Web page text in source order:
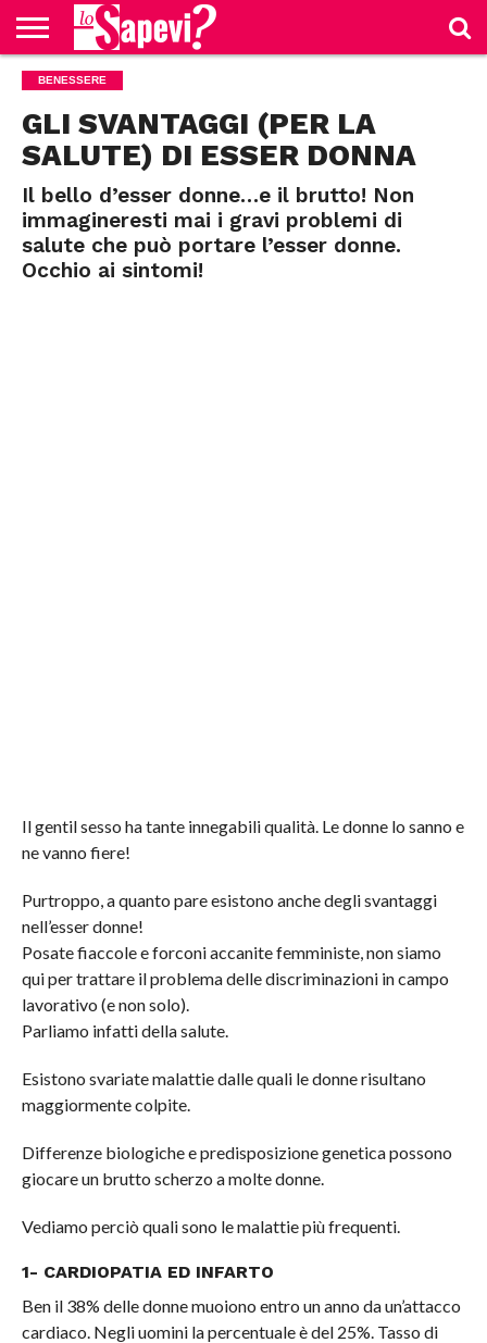
CURIOSITÀ
BENESSERE
GOSSIP
PRODOTTI
NEWS
CASA E
BENESSERE
GLI SVANTAGGI (PER LA
SALUTE) DI ESSER DONNA
Il bello d’esser donne…e il brutto! Non
immagineresti mai i gravi problemi di
salute che può portare l’esser donne.
Occhio ai sintomi!
Il gentil sesso ha tante innegabili qualità. Le donne lo sanno e
ne vanno fiere!
Purtroppo, a quanto pare esistono anche degli svantaggi
nell’esser donne!
Posate fiaccole e forconi accanite femministe, non siamo
qui per trattare il problema delle discriminazioni in campo
lavorativo (e non solo).
Parliamo infatti della salute.
Esistono svariate malattie dalle quali le donne risultano
maggiormente colpite.
Differenze biologiche e predisposizione genetica possono
giocare un brutto scherzo a molte donne.
Vediamo perciò quali sono le malattie più frequenti.
1- CARDIOPATIA ED INFARTO
Ben il 38% delle donne muoiono entro un anno da un’attacco
cardiaco. Negli uomini la percentuale è del 25%. Tasso di